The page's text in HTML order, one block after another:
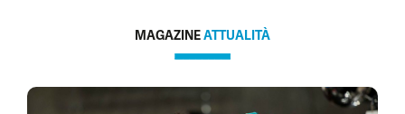
MAGAZINEATTUALITÀ